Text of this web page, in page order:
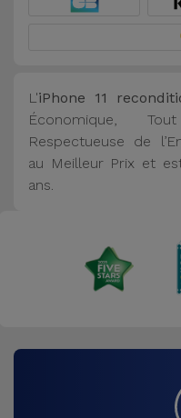
L'iPhone 11
Économique,
Respectueuse de
au Meilleur Prix et
ans.